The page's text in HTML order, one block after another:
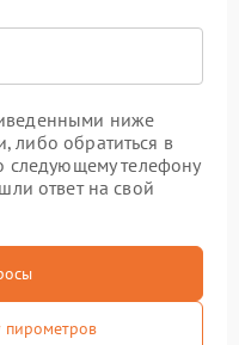
ниже
либо обратиться в
следующему телефону
ответ на свой
пирометров